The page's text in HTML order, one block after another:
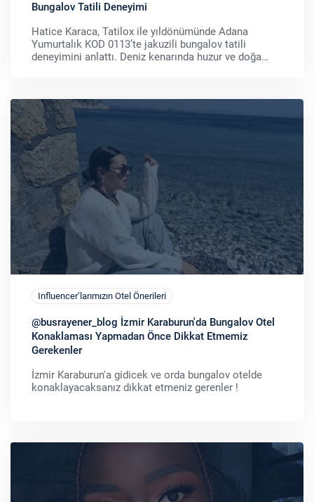
Bungalov Tatili Deneyimi
Hatice Karaca, Tatilox ile yıldönümünde Adana
Yumurtalık KOD 0113’te jakuzili bungalov tatili
deneyimini anlattı. Deniz kenarında huzur ve doğa
Influencer’larımızın Otel Önerileri
@busrayener_blog İzmir Karaburun'da Bungalov Otel
Konaklaması Yapmadan Önce Dikkat Etmemiz
Gerekenler
İzmir Karaburun'a gidicek ve orda bungalov otelde
konaklayacaksanız dikkat etmeniz gerenler !